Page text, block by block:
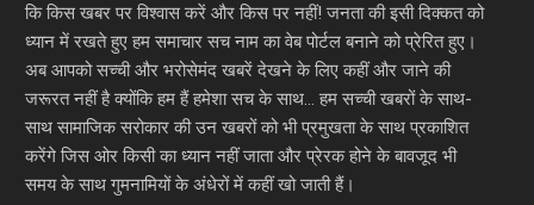
कि किस खबर पर विश्वास करें और किस पर नहीं! जनता की इसी दिक्कत को
ध्यान में रखते हुए हम समाचार सच नाम का वेब पोर्टल बनाने को प्रेरित हुए।
अब आपको सच्ची और भरोसेमंद खबरें देखने के लिए कहीं और जाने की
जरूरत नहीं है क्योंकि हम हैं हमेशा सच के साथ… हम सच्ची खबरों के साथ-
साथ सामाजिक सरोकार की उन खबरों को भी प्रमुखता के साथ प्रकाशित
करेंगे जिस ओर किसी का ध्यान नहीं जाता और प्रेरक होने के बावजूद भी
समय के साथ गुमनामियों के अंधेरों में कहीं खो जाती हैं।